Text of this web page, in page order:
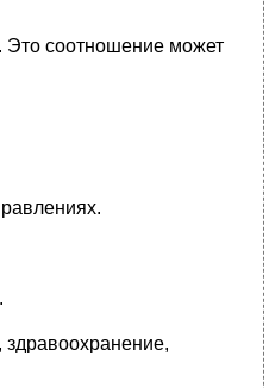
Это соотношение может